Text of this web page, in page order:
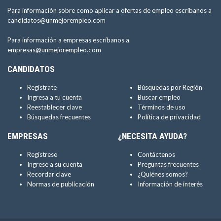
Para información sobre como aplicar a ofertas de empleo escríbanos a
candidatos@unmejorempleo.com
Para información a empresas escríbanos a
empresas@unmejorempleo.com
CANDIDATOS
Regístrate
Ingresa a tu cuenta
Reestablecer clave
Búsquedas frecuentes
Búsquedas por Región
Buscar empleo
Términos de uso
Política de privacidad
EMPRESAS
Regístrese
Ingrese a su cuenta
Recordar clave
Normas de publicación
¿NECESITA AYUDA?
Contáctenos
Preguntas frecuentes
¿Quiénes somos?
Información de interés